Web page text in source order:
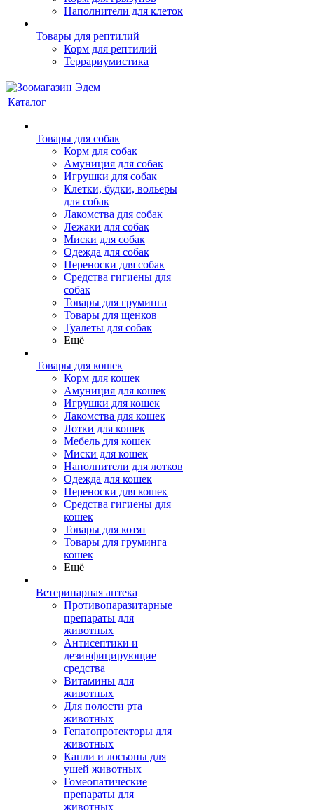
Наполнители для клеток
Товары для рептилий
Корм для рептилий
Террариумистика
Каталог
Товары для собак
Корм для собак
Амуниция для собак
Игрушки для собак
Клетки, будки, вольеры
для собак
Лакомства для собак
Лежаки для собак
Миски для собак
Одежда для собак
Переноски для собак
Средства гигиены для
собак
Товары для груминга
Товары для щенков
Туалеты для собак
Ещё
Товары для кошек
Корм для кошек
Амуниция для кошек
Игрушки для кошек
Лакомства для кошек
Лотки для кошек
Мебель для кошек
Миски для кошек
Наполнители для лотков
Одежда для кошек
Переноски для кошек
Средства гигиены для
кошек
Товары для котят
Товары для груминга
кошек
Ещё
Ветеринарная аптека
Противопаразитарные
препараты для
животных
Антисептики и
дезинфицирующие
средства
Витамины для
животных
Для полости рта
животных
Гепатопротекторы для
животных
Капли и лосьоны для
ушей животных
Гомеопатические
препараты для
животных